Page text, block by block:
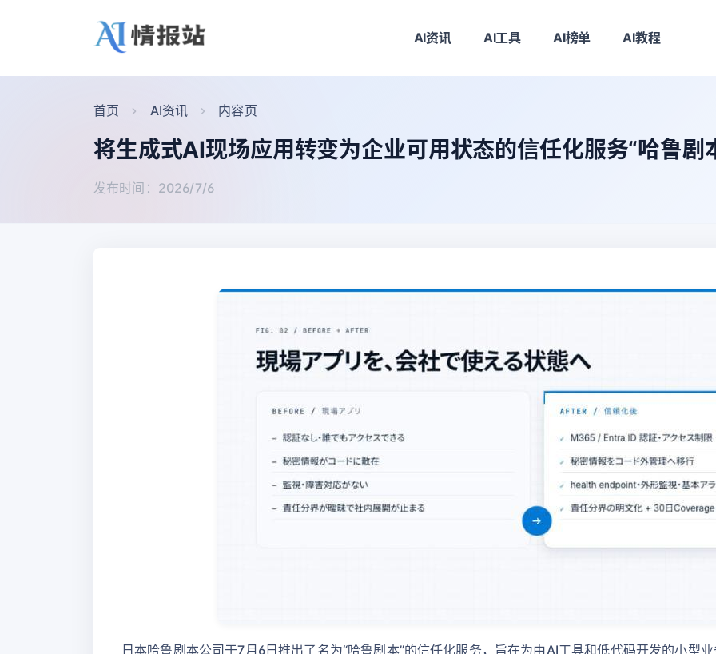
AI资讯 AI工具 AI榜单 AI教程
首页 AI资讯 内容页
将生成式AI现场应用转变为企业可用状态的信任化服务“哈鲁剧
发布时间：2026/7/6
日本哈鲁剧本公司于7月6日推出了名为“哈鲁剧本”的信任化服务，旨在为由AI工具和低代码开发的小型